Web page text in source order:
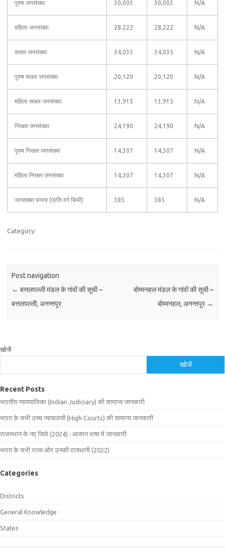
पुरुष जनसंख्या 30,003 30,003 N/A
महिला जनसंख्या 28,222 28,222 N/A
साक्षर जनसंख्या 34,035 34,035 N/A
पुरुष साक्षर जनसंख्या 20,120 20,120 N/A
महिला साक्षर जनसंख्या 13,915 13,915 N/A
निरक्षर जनसंख्या 24,190 24,190 N/A
पुरुष निरक्षर जनसंख्या 14,307 14,307 N/A
महिला निरक्षर जनसंख्या 14,307 14,307 N/A
जनसंख्या घनत्व (प्रति वर्ग किमी) 385 385 N/A
Category:
Post navigation
← बत्तलपल्ली मंडल के गांवों की सूची –
बत्तलपल्ली, अनन्तपूर
बोम्मनहल मंडल के गांवों की सूची –
बोम्मनहल, अनन्तपूर →
खोजें
खोजें
Recent Posts
भारतीय न्यायपालिका (Indian Judiciary) की सामान्य जानकारी
भारत के सभी उच्च न्यायालयों (High Courts) की सामान्य जानकारी
राजस्थान के नए जिले (2024) : आसान भाषा में जानकारी
भारत के सभी राज्य और उनकी राजधानी (2022)
Categories
Districts
General Knowledge
States